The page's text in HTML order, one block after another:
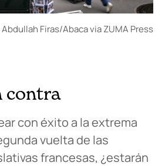
Firas/Abaca via ZUMA Press
contra
con éxito a la extrema
vuelta de las
francesas, ¿estarán